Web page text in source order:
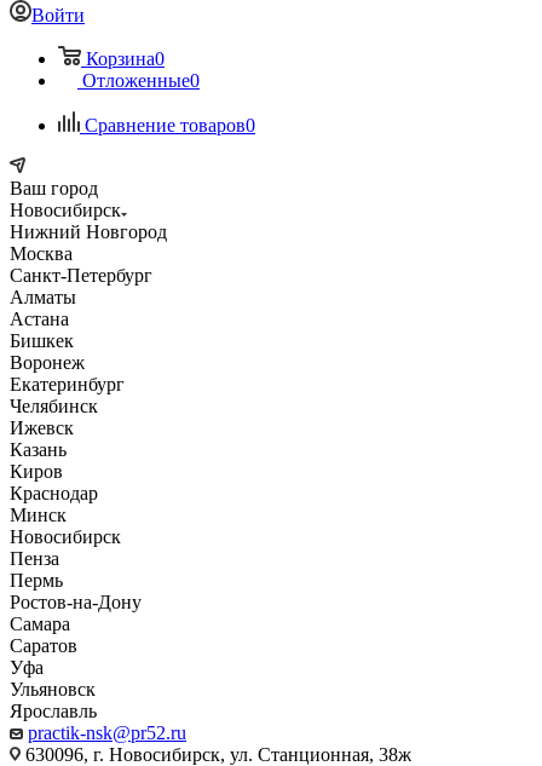
Войти
Корзина0
Отложенные0
Сравнение товаров0
Ваш город
Новосибирск
Нижний Новгород
Москва
Санкт-Петербург
Алматы
Астана
Бишкек
Воронеж
Екатеринбург
Челябинск
Ижевск
Казань
Киров
Краснодар
Минск
Новосибирск
Пенза
Пермь
Ростов-на-Дону
Самара
Саратов
Уфа
Ульяновск
Ярославль
practik-nsk@pr52.ru
630096, г. Новосибирск, ул. Станционная, 38ж